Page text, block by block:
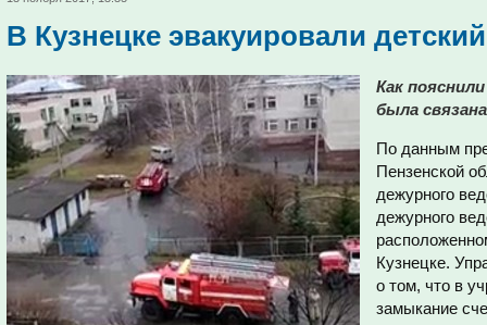
В Кузнецке эвакуировали
Как
была
По данным
Пензенской
дежурного
дежурного
Кузнецке.
о том, что в
замыкание